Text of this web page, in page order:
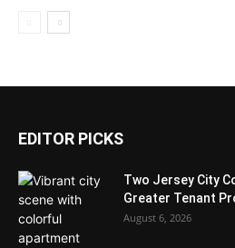
EDITOR PICKS
Two Jersey City
Greater Tenant
August 6, 2026